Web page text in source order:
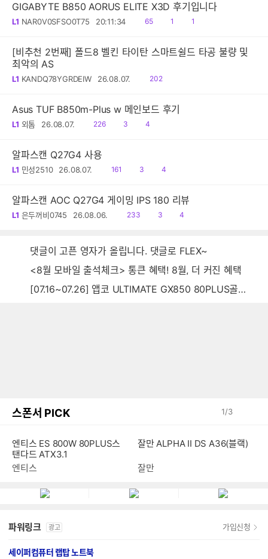
GIGABYTE B850 AORUS ELITE X3D 후기입니다
L1 NAR0V0SFSO0T75 20:11:34
읽
65
공1
댓1
[비추천 2번째] 폴드8 벨킨 타이탄 스마트쉴드 타공 불량 및
최악의 AS
L1 KANDQ78YGRDEIW 26.08.07.
읽
202
Asus TUF B850m-Plus w 메인보드 후기
L1 외톰 26.08.07.
읽
226
공
3
댓
4
알파스캔 Q27G4 사용
L1 민성2510 26.08.07.
읽
161
공
3
댓
4
알파스캔 AOC Q27G4 게이밍 IPS 180 리뷰
L1 은두꺼비0745 26.08.06.
읽
233
공
3
댓
4
댓글이 고픈 영자가 올립니다. 댓글로 FLEX~
<8월 모바일 출석체크> 통큰 혜택! 8월, 더 커진 혜택
[07.16~07.26] 앱코 ULTIMATE GX850 80PLUS골드 풀모듈러 ATX3.0 블랙
스폰서 PICK 1/3
엔티스 ES 800W 80PLUS스
탠다드 ATX3.1
엔티스
잘만 ALPHA II DS A36(블랙)
잘만
파워링크 광고 가입신청
세이퍼컴퓨터 랩탑 노트북